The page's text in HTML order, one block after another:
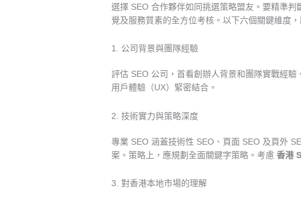
選擇 SEO 合作夥伴如同挑選策略盟友。要精準判
覺及服務質素的全方位考核。以下六個關鍵維度
1. 公司背景與團隊經驗
評估 SEO 公司，首看創辦人背景和團隊實戰經
用戶體驗（UX）緊密結合。
2. 技術實力與策略深度
專業 SEO 涵蓋技術性 SEO、頁面 SEO 及頁外
案。策略上，應規劃全面關鍵字策略。考慮 香港
3. 對香港本地市場的理解